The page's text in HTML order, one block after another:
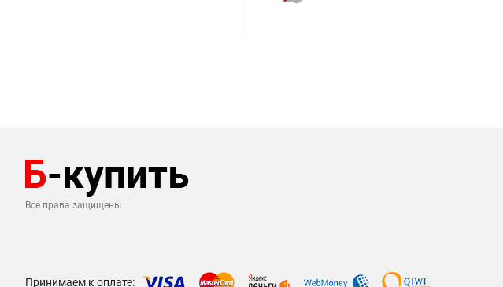
Все права защищены
Принимаем к оплате: